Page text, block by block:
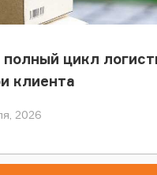
цикл
клиента
2026